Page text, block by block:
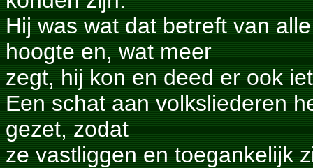
Hij was wat dat betreft van
hoogte en, wat meer
zegt, hij kon en deed er ook
Een schat aan volksliederen
gezet, zodat
ze vastliggen en toegankelijk